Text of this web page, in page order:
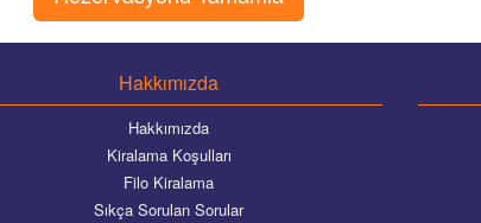
Hakkımızda
Hakkımızda
Kiralama Koşulları
Filo Kiralama
Sıkça Sorulan Sorular